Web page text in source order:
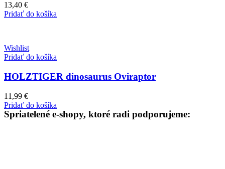
13,40 €
Pridať do košíka
Wishlist
Pridať do košíka
HOLZTIGER dinosaurus Oviraptor
11,99 €
Pridať do košíka
Spriatelené e-shopy, ktoré radi podporujeme: